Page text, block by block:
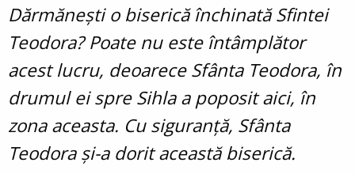
Dărmănești o biserică închinată Sfintei
Teodora? Poate nu este întâmplător
acest lucru, deoarece Sfânta Teodora, în
drumul ei spre Sihla a poposit aici, în
zona aceasta. Cu siguranță, Sfânta
Teodora și-a dorit această biserică.